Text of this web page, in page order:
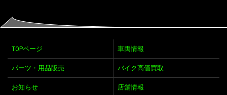
TOPページ 車両情報
パーツ・用品販売 バイク高価買取
お知らせ 店舗情報